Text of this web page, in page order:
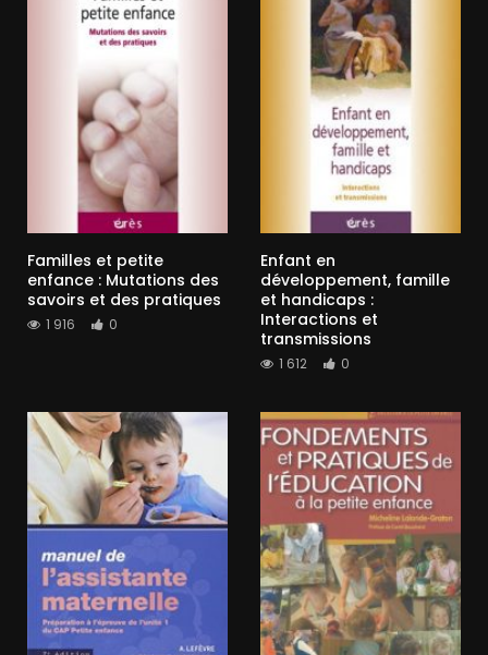
Familles et petite
enfance : Mutations des
savoirs et des pratiques
1 916 0
Enfant en
développement, famille
et handicaps :
Interactions et
transmissions
1 612 0